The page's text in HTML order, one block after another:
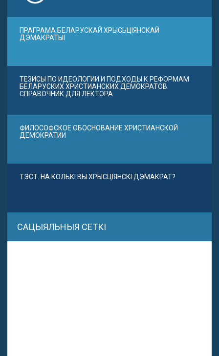
ПРАГРАМА БЕЛАРУСКАЙ ХРЫСЬЦІЯНСКАЙ
ДЭМАКРАТЫІ
ТЕЗИСЫ ПО ИДЕОЛОГИИ И ПОДХОДЫ К РЕФОРМАМ
БЕЛАРУСКИХ ХРИСТИАНСКИХ ДЕМОКРАТОВ.
СПРАВОЧНИК ДЛЯ ЛЕКТОРА
ФИЛОСОФСКОЕ ОБОСНОВАНИЕ ХРИСТИАНСКОЙ
ДЕМОКРАТИИ
ТЭСТ. НА КОЛЬКІ ВЫ ХРЫСЦІЯНСКІ ДЭМАКРАТ?
САЦЫЯЛЬНЫЯ СЕТКІ